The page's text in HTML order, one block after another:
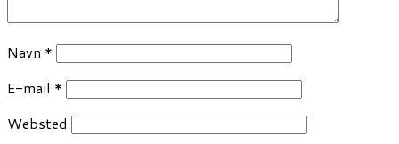
Navn *
E-mail *
Websted